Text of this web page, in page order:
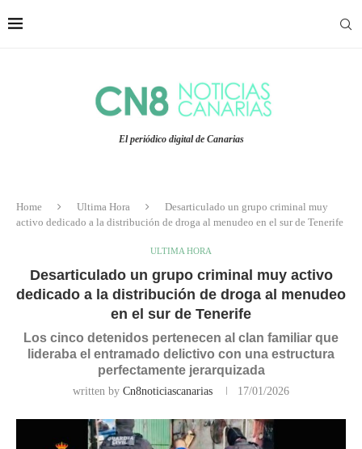
El periódico digital de Canarias
Home Ultima Hora
Desarticulado un grupo criminal muy
activo dedicado a la distribución de droga al menudeo en el sur de Tenerife
ULTIMA HORA
Desarticulado un grupo criminal muy activo
dedicado a la distribución de droga al menudeo
en el sur de Tenerife
Los cinco detenidos pertenecen al clan familiar que
lideraba el entramado delictivo con una estructura
perfectamente jerarquizada
written by Cn8noticiascanarias 17/01/2026